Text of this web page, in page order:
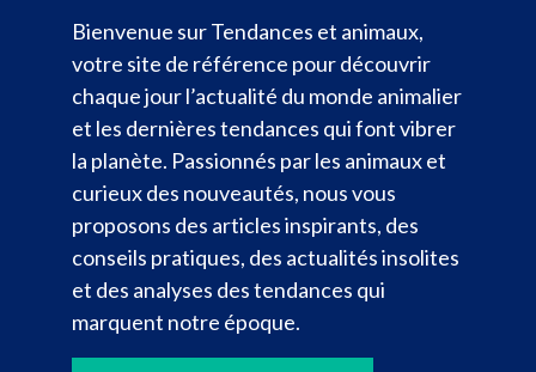
Bienvenue sur Tendances et animaux,
votre site de référence pour découvrir
chaque jour l’actualité du monde animalier
et les dernières tendances qui font vibrer
la planète. Passionnés par les animaux et
curieux des nouveautés, nous vous
proposons des articles inspirants, des
conseils pratiques, des actualités insolites
et des analyses des tendances qui
marquent notre époque.